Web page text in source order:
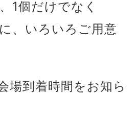
1個だけでなく
、いろいろご用意
場到着時間をお知ら